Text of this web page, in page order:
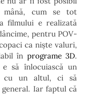
mână, cum se tot
filmului e realizată
pentru POV-
ca niște valuri,
în programe 3D.
să înlocuiască un
cu un altul, ci să
Iar faptul că